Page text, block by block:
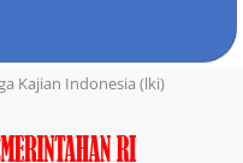
Kajian Indonesia (lki)